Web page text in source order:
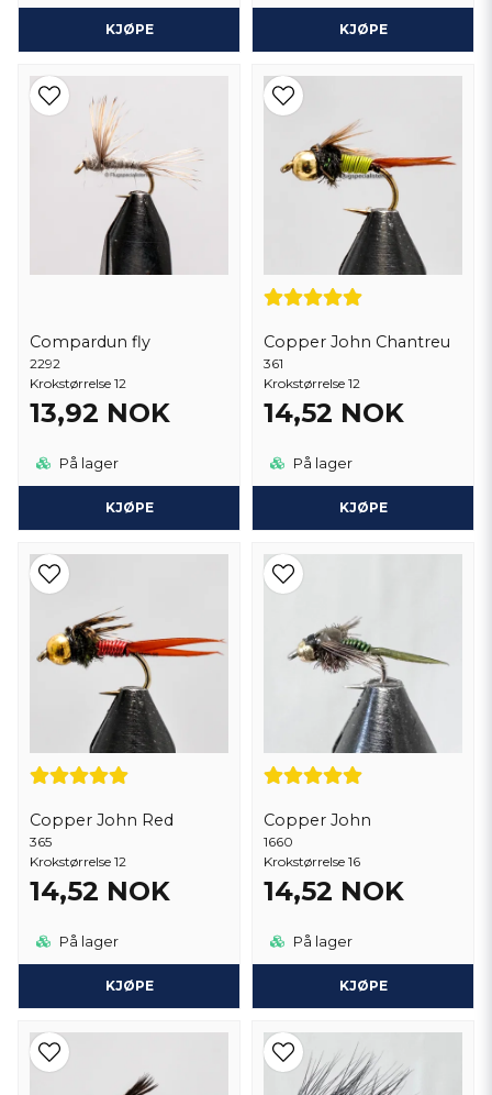
KJØPE KJØPE
Compardun fly
2292
Krokstørrelse 12
13,92 NOK
På lager
KJØPE
Copper John Chantreu
361
Krokstørrelse 12
14,52 NOK
På lager
KJØPE
Copper John Red
365
Krokstørrelse 12
14,52 NOK
På lager
KJØPE
Copper John
1660
Krokstørrelse 16
14,52 NOK
På lager
KJØPE